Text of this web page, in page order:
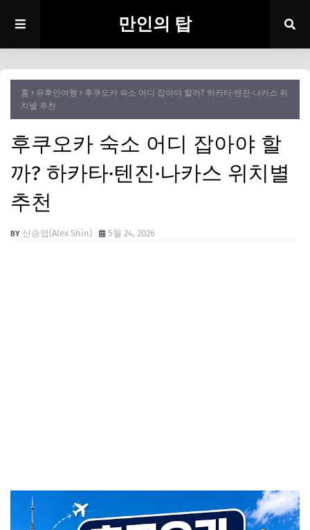
만인의 탑
홈 유후인여행
후쿠오카 숙소 어디 잡아야 할까? 하카타·텐진·나카스 위
치별 추천
후쿠오카 숙소 어디 잡아야 할
까? 하카타·텐진·나카스 위치별
추천
신승엽(Alex Shin) 5월 24, 2026